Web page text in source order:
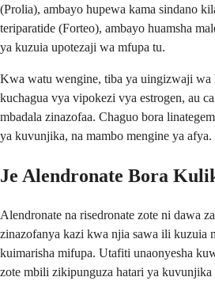
(Prolia), ambayo hupewa kama sindano
teriparatide (Forteo), ambayo huamsha
ya kuzuia upotezaji wa mfupa tu.
Kwa watu wengine, tiba ya uingizwaji
kuchagua vya vipokezi vya estrogen, au
mbadala zinazofaa. Chaguo bora
ya kuvunjika, na mambo mengine ya afya.
Je Alendronate Bora
Alendronate na risedronate zote ni dawa
zinazofanya kazi kwa njia sawa ili kuzuia
kuimarisha mifupa. Utafiti unaonyesha
zote mbili zikipunguza hatari ya